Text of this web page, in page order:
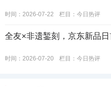
时间：2026-07-22 栏目： 今日热评
全友×非遗錾刻，京东新品
时间：2026-07-20 栏目： 今日热评